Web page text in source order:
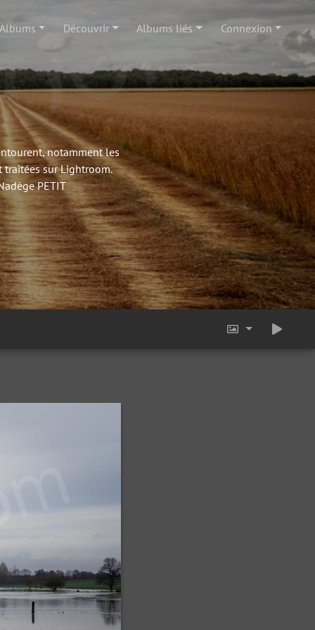
Découvrir Albums liés Connexion
notamment les
sur Lightroom.
PETIT